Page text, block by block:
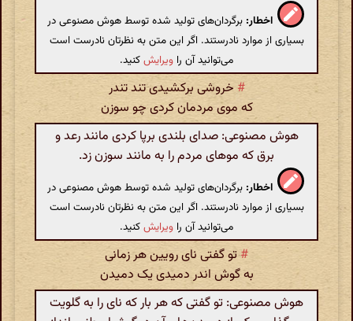
اخطار: برگردان‌های تولید شده توسط هوش مصنوعی در
بسیاری از موارد نادرستند. اگر این متن به نظرتان نادرست است
می‌توانید آن را ویرایشکنید.
# خروشی برکشیدی تند تندر
که موی مردمان کردی چو سوزن
هوش مصنوعی: صدای بلندی برپا کردی مانند رعد و
برق که موهای مردم را به مانند سوزن زد.
اخطار: برگردان‌های تولید شده توسط هوش مصنوعی در
بسیاری از موارد نادرستند. اگر این متن به نظرتان نادرست است
می‌توانید آن را ویرایشکنید.
#تو گفتی نای رویین هر زمانی
به گوش اندر دمیدی یک دمیدن
هوش مصنوعی: تو گفتی که هر بار که نای را به گلویت